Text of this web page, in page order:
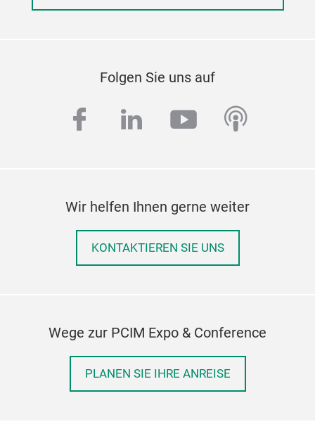
Folgen Sie uns auf
facebook
linkedinyoutube
Wir helfen Ihnen gerne weiter
KONTAKTIEREN SIE UNS
Wege zur PCIM Expo & Conference
PLANEN SIE IHRE ANREISE